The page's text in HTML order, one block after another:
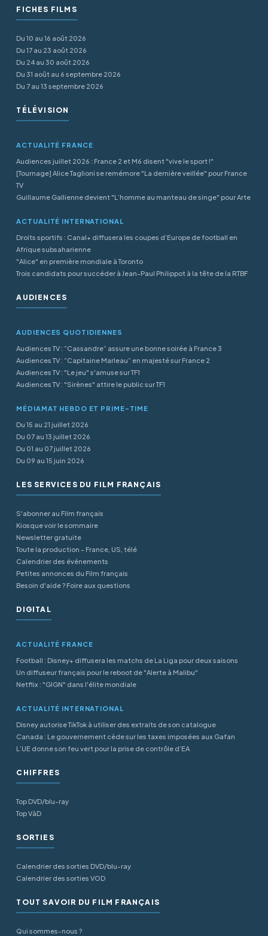
FICHES FILMS
Du 10 au 16 août 2026
Du 17 au 23 août 2026
Du 24 au 30 août 2026
Du 31 août au 6 septembre 2026
Du 7 au 13 septembre 2026
TÉLÉVISION
ACTUALITÉ FRANCE
Audiences juillet 2026 : France 2 et M6 disent "vive le sport !"
[Tournage] Alice Taglioni se remémore "La dernière veillée" pour France
TV
Guillaume Gallienne devient "L’homme au manteau de singe" pour Arte
ACTUALITÉ INTERNATIONAL
Droits sportifs : Canal+ diffusera les coupes d’Europe de football en
Afrique subsaharienne
"Alice" en première mondiale à Toronto
Trois candidats pour succéder à Jean-Paul Philippot à la tête de la RTBF
AUDIENCES
AUDIENCES QUOTIDIENNES
Audiences TV : “Cassandre” assure une bonne soirée à France 3
Audiences TV : “Capitaine Marleau” en majesté sur France 2
Audiences TV : "Le jeu" s'amuse sur TF1
Audiences TV : "Sirènes" attire le public sur TF1
MÉDIAMAT HEBDO ET PRIME-TIME
Du 15 au 21 juillet 2026
Du 07 au 13 juillet 2026
Du 01 au 07 juillet 2026
Du 09 au 15 juin 2026
LES SERVICES DU FILM FRANÇAIS
S'abonner au Film français
Kiosque voir le sommaire
Newsletter gratuite
Toute la production - France, US, télé
Calendrier des événements
Petites annonces du Film français
Besoin d'aide ? Foire aux questions
DIGITAL
ACTUALITÉ FRANCE
Football : Disney+ diffusera les matchs de La Liga pour deux saisons
Un diffuseur français pour le reboot de "Alerte à Malibu"
Netflix : "GIGN" dans l'élite mondiale
ACTUALITÉ INTERNATIONAL
Disney autorise TikTok à utiliser des extraits de son catalogue
Canada : Le gouvernement cède sur les taxes imposées aux Gafan
L’UE donne son feu vert pour la prise de contrôle d’EA
CHIFFRES
Top DVD/blu-ray
Top VàD
SORTIES
Calendrier des sorties DVD/blu-ray
Calendrier des sorties VOD
TOUT SAVOIR DU FILM FRANÇAIS
Qui sommes-nous ?